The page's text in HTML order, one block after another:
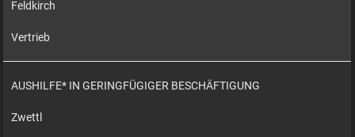
Feldkirch
Vertrieb
AUSHILFE* IN GERINGFÜGIGER BESCHÄFTIGUNG
Zwettl